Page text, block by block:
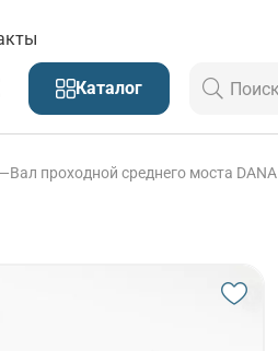
Каталог
—Вал проходной среднего моста DANA